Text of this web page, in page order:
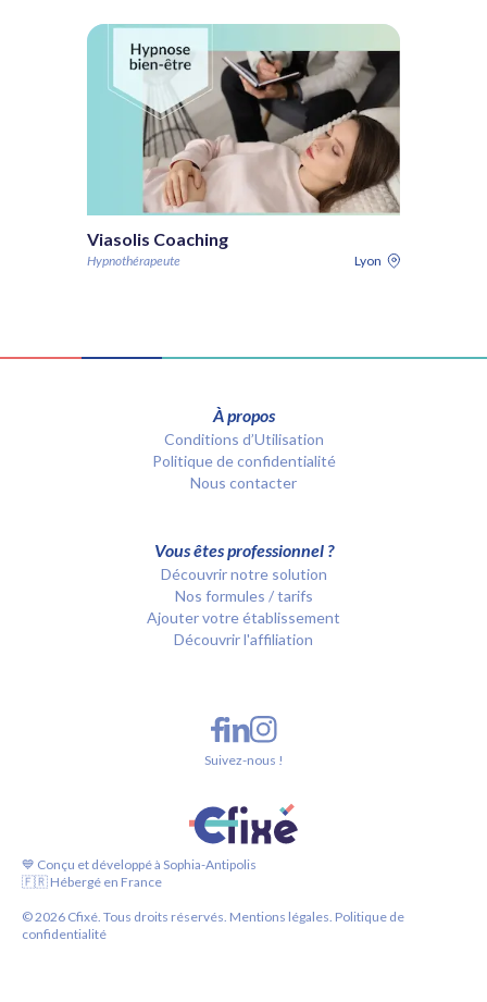
Viasolis Coaching
Hypnothérapeute Lyon
À propos
Conditions d’Utilisation
Politique de confidentialité
Nous contacter
Vous êtes professionnel ?
Découvrir notre solution
Nos formules / tarifs
Ajouter votre établissement
Découvrir l'affiliation
💙 Conçu et développé à Sophia-Antipolis
🇫🇷 Hébergé en France
©2026 Cfixé. Tous droits réservés. Mentions légales. Politique de
confidentialité
Suivez-nous !